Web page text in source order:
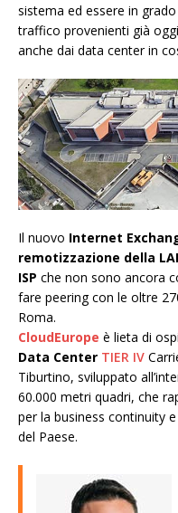
sistema ed essere in
traffico provenienti già
anche dai data center in
Il nuovo Internet
remotizzazione della
ISP che non sono ancora
fare peering con le oltre
Roma.
CloudEurope è lieta di
Data Center TIER IV
Tiburtino, sviluppato
60.000 metri quadri, che
per la business continuity
del Paese.